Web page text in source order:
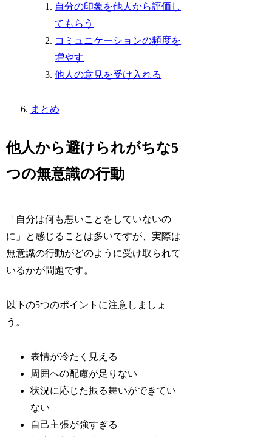
自分の印象を他人から評価し
てもらう
コミュニケーションの頻度を
増やす
他人の意見を受け入れる
まとめ
他人から避けられがちな5
つの無意識の行動
「自分は何も悪いことをしていないの
に」と感じることは多いですが、実際は
無意識の行動がどのように受け取られて
いるかが問題です。
以下の5つのポイントに注意しましょ
う。
表情が冷たく見える
周囲への配慮が足りない
状況に応じた振る舞いができてい
ない
自己主張が強すぎる